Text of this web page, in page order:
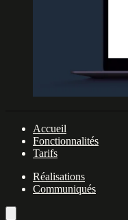
Accueil
Fonctionnalités
Tarifs
Réalisations
Communiqués